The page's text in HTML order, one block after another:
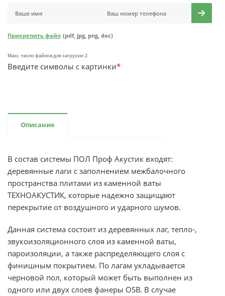
Прикрепить файл (pdf, jpg, png, doc)
Макс. число файлов для загрузки: 2
Введите символы с картинки*
Описание
В состав системы ПОЛ Проф Акустик входят:
деревянные лаги с заполнением межбалочного
пространства плитами из каменной ваты
ТЕХНОАКУСТИК, которые надежно защищают
перекрытие от воздушного и ударного шумов.
Данная система состоит из деревянных лаг, тепло-,
звукоизоляционного слоя из каменной ваты,
пароизоляции, а также распределяющего слоя с
финишным покрытием. По лагам укладывается
черновой пол, который может быть выполнен из
одного или двух слоев фанеры OSB. В случае